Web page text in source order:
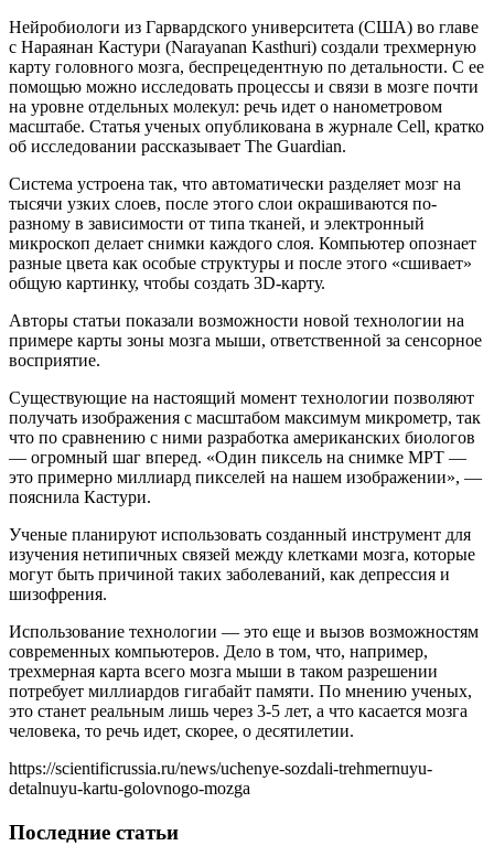
Нейробиологи из Гарвардского университета (США) во главе
с Нараянан Кастури (Narayanan Kasthuri) создали трехмерную
карту головного мозга, беспрецедентную по детальности. С ее
помощью можно исследовать процессы и связи в мозге почти
на уровне отдельных молекул: речь идет о нанометровом
масштабе. Статья ученых опубликована в журнале Cell, кратко
об исследовании рассказывает The Guardian.
Система устроена так, что автоматически разделяет мозг на
тысячи узких слоев, после этого слои окрашиваются по-
разному в зависимости от типа тканей, и электронный
микроскоп делает снимки каждого слоя. Компьютер опознает
разные цвета как особые структуры и после этого «сшивает»
общую картинку, чтобы создать 3D-карту.
Авторы статьи показали возможности новой технологии на
примере карты зоны мозга мыши, ответственной за сенсорное
восприятие.
Существующие на настоящий момент технологии позволяют
получать изображения с масштабом максимум микрометр, так
что по сравнению с ними разработка американских биологов
— огромный шаг вперед. «Один пиксель на снимке МРТ —
это примерно миллиард пикселей на нашем изображении», —
пояснила Кастури.
Ученые планируют использовать созданный инструмент для
изучения нетипичных связей между клетками мозга, которые
могут быть причиной таких заболеваний, как депрессия и
шизофрения.
Использование технологии — это еще и вызов возможностям
современных компьютеров. Дело в том, что, например,
трехмерная карта всего мозга мыши в таком разрешении
потребует миллиардов гигабайт памяти. По мнению ученых,
это станет реальным лишь через 3-5 лет, а что касается мозга
человека, то речь идет, скорее, о десятилетии.
https://scientificrussia.ru/news/uchenye-sozdali-trehmernuyu-
detalnuyu-kartu-golovnogo-mozga
Последние статьи